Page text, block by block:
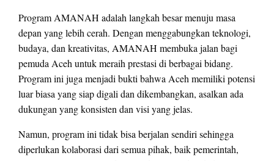
Program AMANAH adalah langkah besar menuju masa
depan yang lebih cerah. Dengan menggabungkan teknologi,
budaya, dan kreativitas, AMANAH membuka jalan bagi
pemuda Aceh untuk meraih prestasi di berbagai bidang.
Program ini juga menjadi bukti bahwa Aceh memiliki potensi
luar biasa yang siap digali dan dikembangkan, asalkan ada
dukungan yang konsisten dan visi yang jelas.
Namun, program ini tidak bisa berjalan sendiri sehingga
diperlukan kolaborasi dari semua pihak, baik pemerintah,